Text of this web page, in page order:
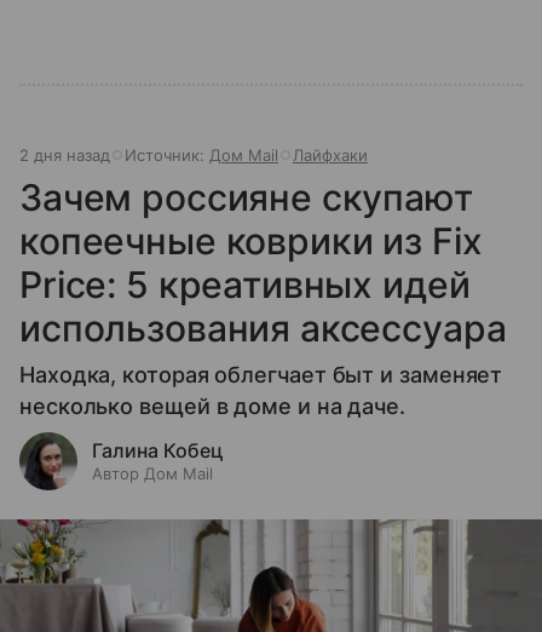
2 дня назад Источник: Дом Mail Лайфхаки
Зачем россияне скупают
копеечные коврики из Fix
Price: 5 креативных идей
использования аксессуара
Находка, которая облегчает быт и заменяет
несколько вещей в доме и на даче.
Галина Кобец
Автор Дом Mail